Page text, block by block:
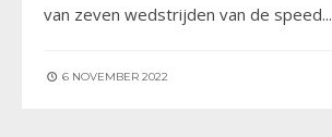
van zeven wedstrijden van de speed...
6 NOVEMBER 2022